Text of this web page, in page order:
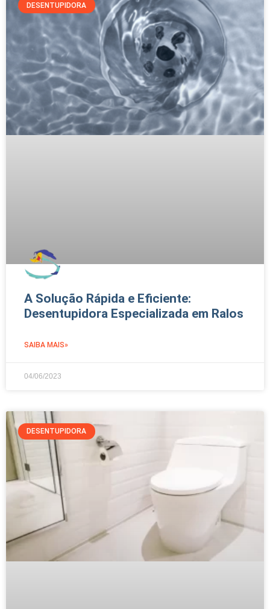
DESENTUPIDORA
A Solução Rápida e Eficiente:
Desentupidora Especializada em Ralos
SAIBA MAIS»
04/06/2023
DESENTUPIDORA